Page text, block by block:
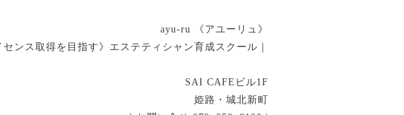
ayu-ru 《アユーリュ》
センス取得を目指す》エステティシャン育成スクール｜
SAI CAFEビル1F
姫路・城北新町